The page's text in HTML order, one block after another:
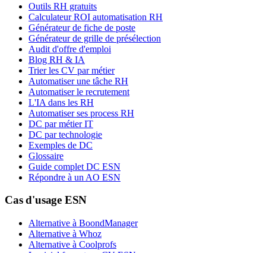
Outils RH gratuits
Calculateur ROI automatisation RH
Générateur de fiche de poste
Générateur de grille de présélection
Audit d'offre d'emploi
Blog RH & IA
Trier les CV par métier
Automatiser une tâche RH
Automatiser le recrutement
L'IA dans les RH
Automatiser ses process RH
DC par métier IT
DC par technologie
Exemples de DC
Glossaire
Guide complet DC ESN
Répondre à un AO ESN
Cas d'usage ESN
Alternative à BoondManager
Alternative à Whoz
Alternative à Coolprofs